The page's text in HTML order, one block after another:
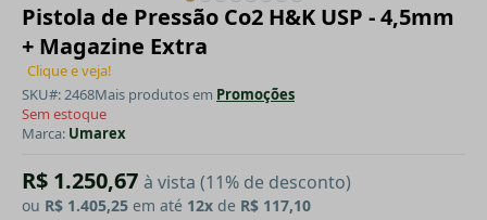
Pistola de Pressão Co2 H&K USP - 4,5mm
+ Magazine Extra
Clique e veja!
SKU#: 2468Mais produtos em Promoções
Sem estoque
Marca: Umarex
R$ 1.250,67 à vista (11% de desconto)
ou R$ 1.405,25 em até 12x de R$ 117,10